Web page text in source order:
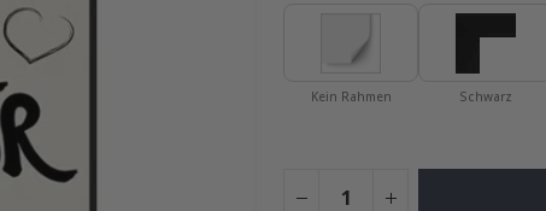
Kein Rahmen Schwarz